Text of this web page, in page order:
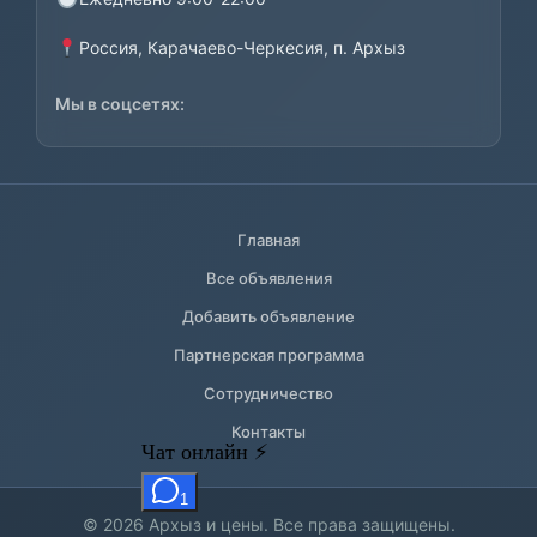
Россия, Карачаево-Черкесия, п. Архыз
Мы в соцсетях:
Главная
Все объявления
Добавить объявление
Партнерская программа
Сотрудничество
Контакты
© 2026 Архыз и цены. Все права защищены.